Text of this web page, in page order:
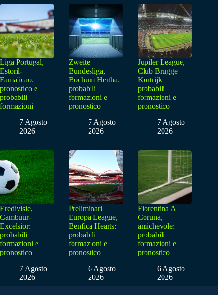
Liga Portugal,
Estoril-
Famalicao:
pronostico e
probabili
formazioni
7 Agosto
2026
Zweite
Bundesliga,
Bochum Hertha:
probabili
formazioni e
pronostico
7 Agosto
2026
Jupiler League,
Club Brugge
Kortrijk:
probabili
formazioni e
pronostico
7 Agosto
2026
Eredivisie,
Cambuur-
Excelsior:
probabili
formazioni e
pronostico
7 Agosto
2026
Preliminari
Europa League,
Benfica Hearts:
probabili
formazioni e
pronostico
6 Agosto
2026
Fiorentina A
Coruna,
amichevole:
probabili
formazioni e
pronostico
6 Agosto
2026